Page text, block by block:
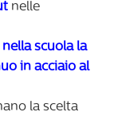
nelle
scuola la
in acciaio al
la scelta